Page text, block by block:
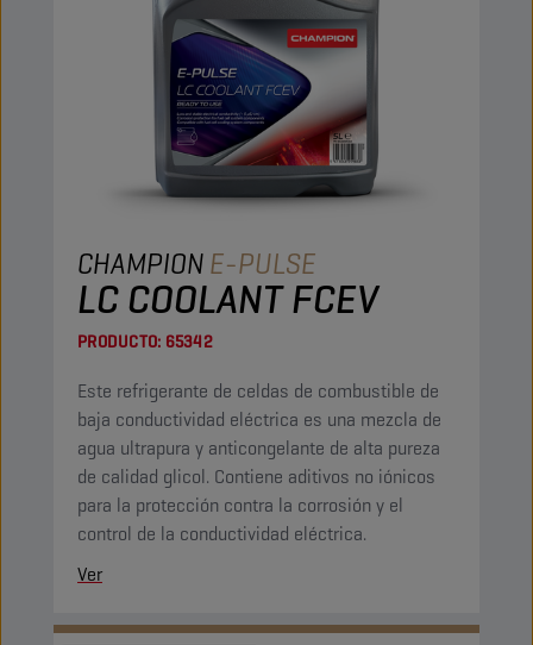
CHAMPIONE-PULSE
LC COOLANT FCEV
PRODUCTO: 65342
Este refrigerante de celdas de combustible de
baja conductividad eléctrica es una mezcla de
agua ultrapura y anticongelante de alta pureza
de calidad glicol. Contiene aditivos no iónicos
para la protección contra la corrosión y el
control de la conductividad eléctrica.
Ver